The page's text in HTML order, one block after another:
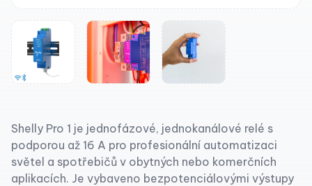
Shelly Pro 1 je jednofázové, jednokanálové relé s
podporou až 16 A pro profesionální automatizaci
světel a spotřebičů v obytných nebo komerčních
aplikacích. Je vybaveno bezpotenciálovými výstupy